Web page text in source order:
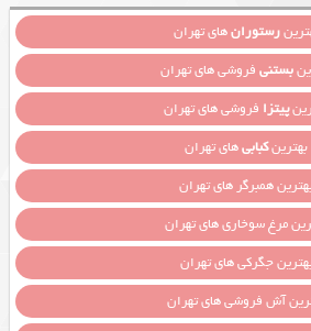
رستورانهای تهران
بستنی فروشی های تهران
پیتزا فروشی های تهران
بهترینکبابیهای تهران
همبرگر های تهران
مرغ سوخاری های تهران
جگرکی های تهران
آش فروشی های تهران